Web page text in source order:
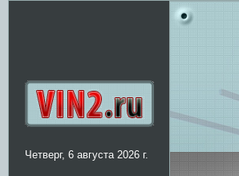
Четверг, 6 августа 2026 г.